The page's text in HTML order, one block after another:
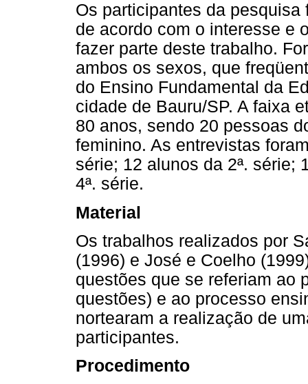
Os participantes da
de acordo com o interesse e
fazer parte deste trabalho.
ambos os sexos, que
do Ensino Fundamental da
cidade de Bauru/SP. A faixa
80 anos, sendo 20 pessoas
feminino. As entrevistas
série; 12 alunos da 2ª. série;
4ª. série.
Material
Os trabalhos realizados por
(1996) e José e Coelho
questões que se referiam ao
questões) e ao processo
nortearam a realização de
participantes.
Procedimento